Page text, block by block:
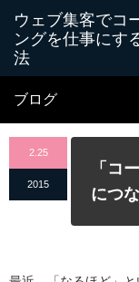
ブログ
2.25
2015
「コ
につ